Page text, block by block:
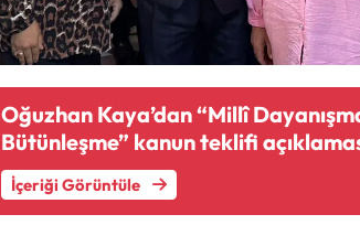
Oğuzhan Kaya’dan “Millî
Bütünleşme” kanun teklifi
İçeriği Görüntüle